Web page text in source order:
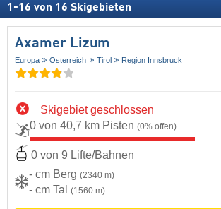
1 -16 von 16 Skigebieten
Axamer Lizum
Europa Österreich Tirol Region Innsbruck
Skigebiet geschlossen
0 von 40,7 km Pisten (0% offen)
0 von 9 Lifte/Bahnen
- cm Berg (2340 m)
- cm Tal (1560 m)